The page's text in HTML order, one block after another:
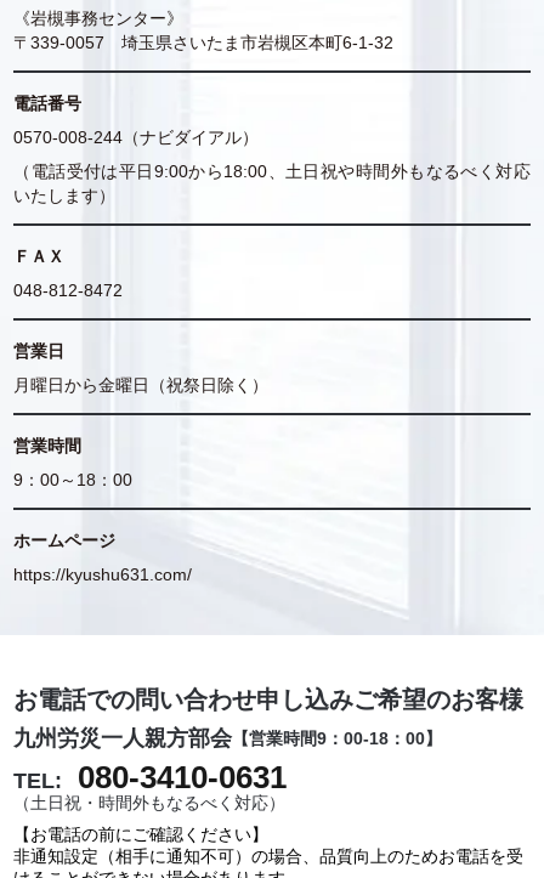
《岩槻事務センター》
〒339-0057 埼玉県さいたま市岩槻区本町6-1-32
電話番号
0570-008-244（ナビダイアル）
（電話受付は平日9:00から18:00、土日祝や時間外もなるべく対応
いたします）
ＦＡＸ
048-812-8472
営業日
月曜日から金曜日（祝祭日除く）
営業時間
9：00～18：00
ホームページ
https://kyushu631.com/
お電話での問い合わせ申し込みご希望のお客様
九州労災一人親方部会【営業時間9：00-18：00】
TEL: 080-3410-0631
（土日祝・時間外もなるべく対応）
【お電話の前にご確認ください】
非通知設定（相手に通知不可）の場合、品質向上のためお電話を受